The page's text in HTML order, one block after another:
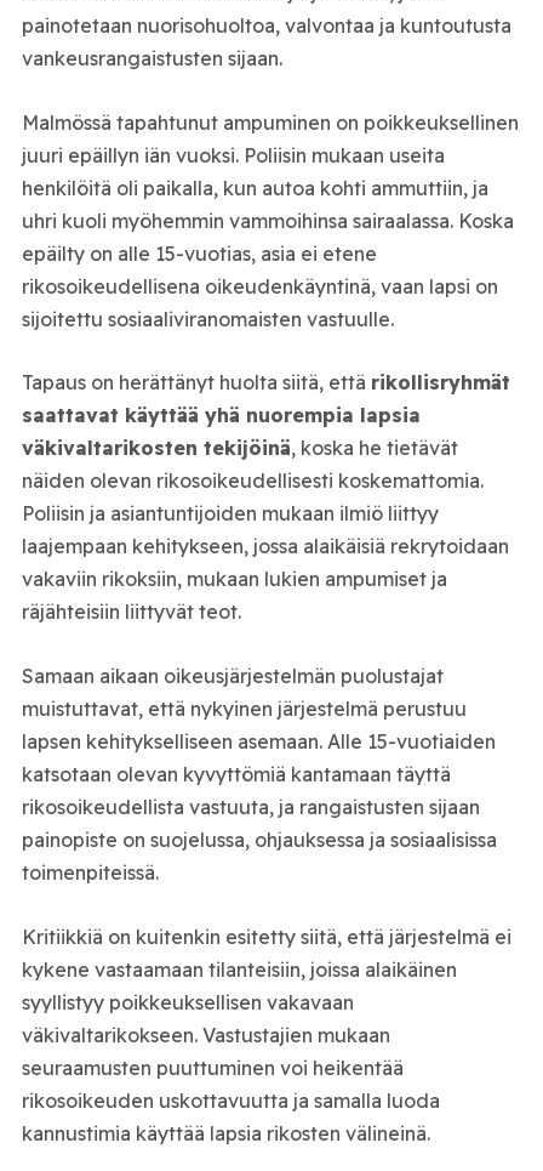
painotetaan nuorisohuoltoa, valvontaa ja kuntoutusta
vankeusrangaistusten sijaan.
Malmössä tapahtunut ampuminen on poikkeuksellinen
juuri epäillyn iän vuoksi. Poliisin mukaan useita
henkilöitä oli paikalla, kun autoa kohti ammuttiin, ja
uhri kuoli myöhemmin vammoihinsa sairaalassa. Koska
epäilty on alle 15-vuotias, asia ei etene
rikosoikeudellisena oikeudenkäyntinä, vaan lapsi on
sijoitettu sosiaaliviranomaisten vastuulle.
Tapaus on herättänyt huolta siitä, että rikollisryhmät
saattavat käyttää yhä nuorempia lapsia
väkivaltarikosten tekijöinä, koska he tietävät
näiden olevan rikosoikeudellisesti koskemattomia.
Poliisin ja asiantuntijoiden mukaan ilmiö liittyy
laajempaan kehitykseen, jossa alaikäisiä rekrytoidaan
vakaviin rikoksiin, mukaan lukien ampumiset ja
räjähteisiin liittyvät teot.
Samaan aikaan oikeusjärjestelmän puolustajat
muistuttavat, että nykyinen järjestelmä perustuu
lapsen kehitykselliseen asemaan. Alle 15-vuotiaiden
katsotaan olevan kyvyttömiä kantamaan täyttä
rikosoikeudellista vastuuta, ja rangaistusten sijaan
painopiste on suojelussa, ohjauksessa ja sosiaalisissa
toimenpiteissä.
Kritiikkiä on kuitenkin esitetty siitä, että järjestelmä ei
kykene vastaamaan tilanteisiin, joissa alaikäinen
syyllistyy poikkeuksellisen vakavaan
väkivaltarikokseen. Vastustajien mukaan
seuraamusten puuttuminen voi heikentää
rikosoikeuden uskottavuutta ja samalla luoda
kannustimia käyttää lapsia rikosten välineinä.